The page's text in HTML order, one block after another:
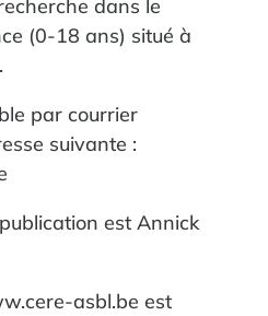
dans le
(0-18 ans) situé à
par courrier
suivante :
est Annick
asbl.be est